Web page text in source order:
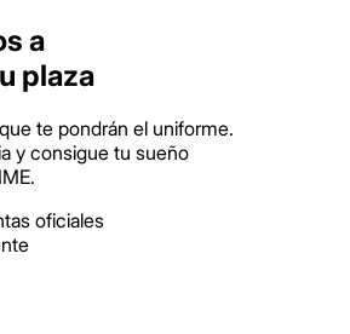
a
plaza
te pondrán el uniforme.
y consigue tu sueño
oficiales